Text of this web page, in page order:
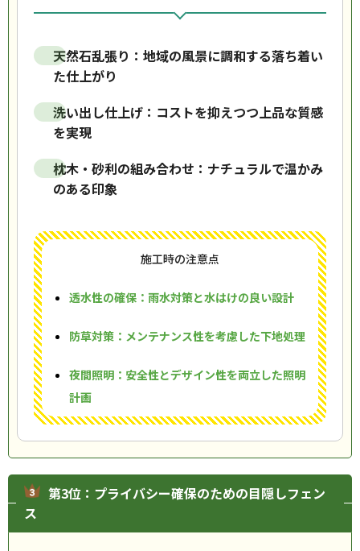
天然石乱張り：地域の風景に調和する落ち着い
た仕上がり
洗い出し仕上げ：コストを抑えつつ上品な質感
を実現
枕木・砂利の組み合わせ：ナチュラルで温かみ
のある印象
施工時の注意点
透水性の確保：雨水対策と水はけの良い設計
防草対策：メンテナンス性を考慮した下地処理
夜間照明：安全性とデザイン性を両立した照明
計画
第3位：プライバシー確保のための目隠しフェン
ス